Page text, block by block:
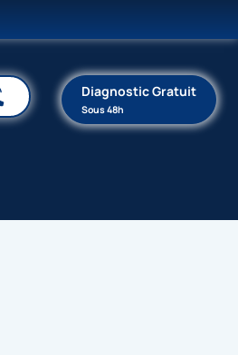
Diagnostic Gratuit
Sous 48h